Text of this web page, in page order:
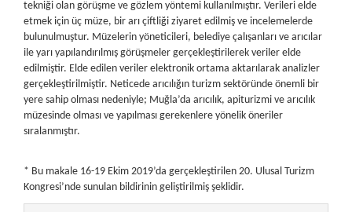
tekniği olan görüşme ve gözlem yöntemi kullanılmıştır. Verileri elde
etmek için üç müze, bir arı çiftliği ziyaret edilmiş ve incelemelerde
bulunulmuştur. Müzelerin yöneticileri, belediye çalışanları ve arıcılar
ile yarı yapılandırılmış görüşmeler gerçekleştirilerek veriler elde
edilmiştir. Elde edilen veriler elektronik ortama aktarılarak analizler
gerçekleştirilmiştir. Neticede arıcılığın turizm sektöründe önemli bir
yere sahip olması nedeniyle; Muğla’da arıcılık, apiturizmi ve arıcılık
müzesinde olması ve yapılması gerekenlere yönelik öneriler
sıralanmıştır.
* Bu makale 16-19 Ekim 2019’da gerçekleştirilen 20. Ulusal Turizm
Kongresi’nde sunulan bildirinin geliştirilmiş şeklidir.